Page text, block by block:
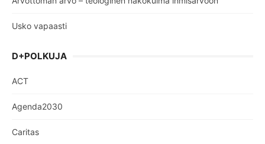
Usko vapaasti
D+POLKUJA
ACT
Agenda2030
Caritas